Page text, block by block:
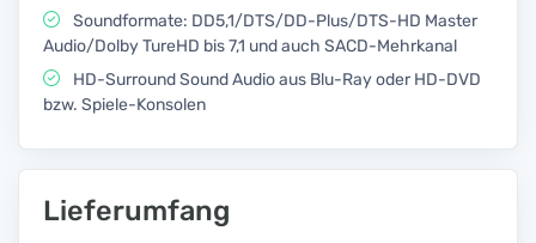
Soundformate: DD5,1/DTS/DD-Plus/DTS-HD Master
Audio/Dolby TureHD bis 7,1 und auch SACD-Mehrkanal
HD-Surround Sound Audio aus Blu-Ray oder HD-DVD
bzw. Spiele-Konsolen
Lieferumfang